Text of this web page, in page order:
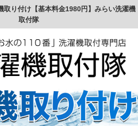
取り付け【基本料金1980円】みらい洗濯機
取付隊